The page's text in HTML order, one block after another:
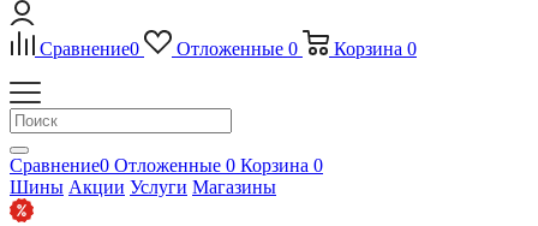
Сравнение0 Отложенные 0 Корзина 0
Сравнение0 Отложенные 0 Корзина 0
Шины Акции Услуги Магазины